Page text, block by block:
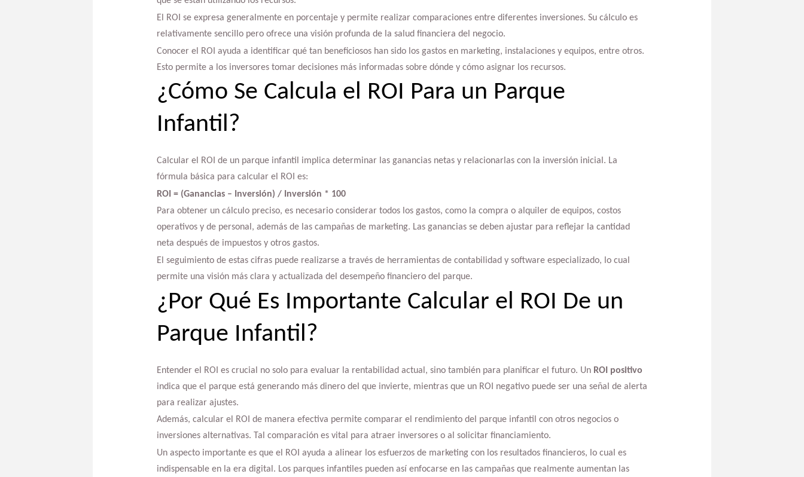
El ROI se expresa generalmente en porcentaje y permite realizar comparaciones entre diferentes inversiones. Su cálculo es
relativamente sencillo pero ofrece una visión profunda de la salud financiera del negocio.
Conocer el ROI ayuda a identificar qué tan beneficiosos han sido los gastos en marketing, instalaciones y equipos, entre otros.
Esto permite a los inversores tomar decisiones más informadas sobre dónde y cómo asignar los recursos.
¿Cómo Se Calcula el ROI Para un Parque
Infantil?
Calcular el ROI de un parque infantil implica determinar las ganancias netas y relacionarlas con la inversión inicial. La
fórmula básica para calcular el ROI es:
ROI = (Ganancias – Inversión) / Inversión * 100
Para obtener un cálculo preciso, es necesario considerar todos los gastos, como la compra o alquiler de equipos, costos
operativos y de personal, además de las campañas de marketing. Las ganancias se deben ajustar para reflejar la cantidad
neta después de impuestos y otros gastos.
El seguimiento de estas cifras puede realizarse a través de herramientas de contabilidad y software especializado, lo cual
permite una visión más clara y actualizada del desempeño financiero del parque.
¿Por Qué Es Importante Calcular el ROI De un
Parque Infantil?
Entender el ROI es crucial no solo para evaluar la rentabilidad actual, sino también para planificar el futuro. Un ROI positivo
indica que el parque está generando más dinero del que invierte, mientras que un ROI negativo puede ser una señal de alerta
para realizar ajustes.
Además, calcular el ROI de manera efectiva permite comparar el rendimiento del parque infantil con otros negocios o
inversiones alternativas. Tal comparación es vital para atraer inversores o al solicitar financiamiento.
Un aspecto importante es que el ROI ayuda a alinear los esfuerzos de marketing con los resultados financieros, lo cual es
indispensable en la era digital. Los parques infantiles pueden así enfocarse en las campañas que realmente aumentan las